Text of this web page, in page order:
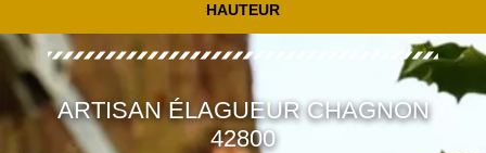
HAUTEUR
ARTISAN ÉLAGUEUR CHAGNON
42800